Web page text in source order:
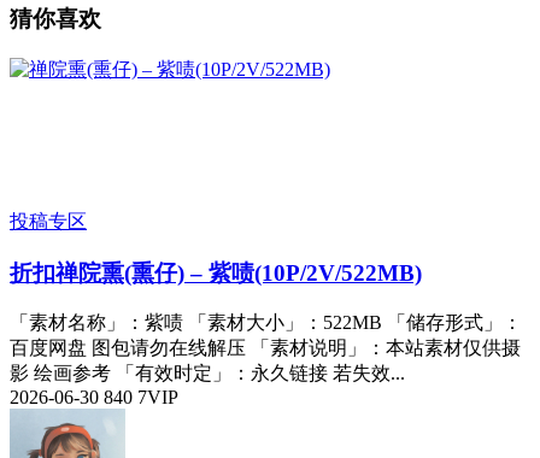
猜你喜欢
投稿专区
折扣禅院熏(熏仔) – 紫啧(10P/2V/522MB)
「素材名称」：紫啧 「素材大小」：522MB 「储存形式」：
百度网盘 图包请勿在线解压 「素材说明」：本站素材仅供摄
影 绘画参考 「有效时定」：永久链接 若失效...
2026-06-30 840 7VIP